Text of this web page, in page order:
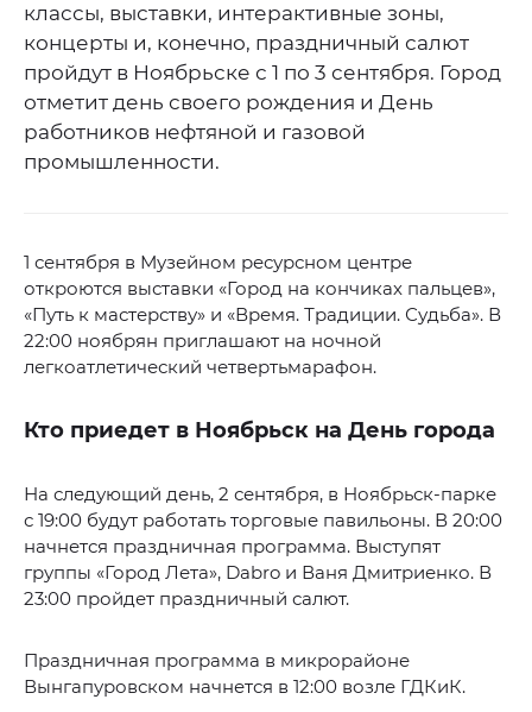
классы, выставки, интерактивные зоны,
концерты и, конечно, праздничный салют
пройдут в Ноябрьске с 1 по 3 сентября. Город
отметит день своего рождения и День
работников нефтяной и газовой
промышленности.
1 сентября в Музейном ресурсном центре
откроются выставки «Город на кончиках пальцев»,
«Путь к мастерству» и «Время. Традиции. Судьба». В
22:00 ноябрян приглашают на ночной
легкоатлетический четвертьмарафон.
Кто приедет в Ноябрьск на День города
На следующий день, 2 сентября, в Ноябрьск-парке
с 19:00 будут работать торговые павильоны. В 20:00
начнется праздничная программа. Выступят
группы «Город Лета», Dabro и Ваня Дмитриенко. В
23:00 пройдет праздничный салют.
Праздничная программа в микрорайоне
Вынгапуровском начнется в 12:00 возле ГДКиК.